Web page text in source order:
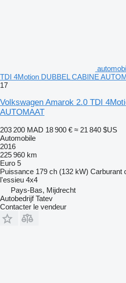
TDI 4Motion DUBBEL CABINE
17
Volkswagen Amarok 2.0 TDI
AUTOMAAT
203 200 MAD 18 900 € ≈ 21 840 $US
Automobile
2016
225 960 km
Euro 5
Puissance 179 ch (132 kW) Carburant
l'essieu 4x4
Pays-Bas, Mijdrecht
Autobedrijf Tatev
Contacter le vendeur